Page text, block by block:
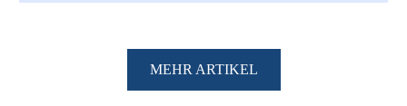
MEHR ARTIKEL